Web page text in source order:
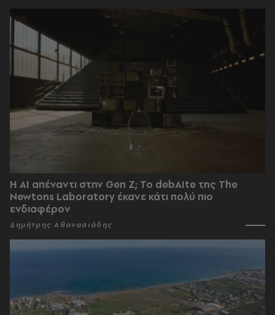
Η AI απέναντι στην Gen Z; Το debAIte της The
Newtons Laboratory έκανε κάτι πολύ πιο
ενδιαφέρον
Δημήτρης Αθανασιάδης